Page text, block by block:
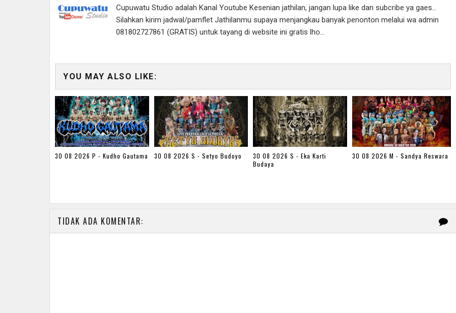
Cupuwatu Studio adalah Kanal Youtube Kesenian jathilan, jangan lupa like dan subcribe ya gaes...
Silahkan kirim jadwal/pamflet Jathilanmu supaya menjangkau banyak penonton melalui wa admin
081802727861 (GRATIS) untuk tayang di website ini gratis lho...
YOU MAY ALSO LIKE:
30 08 2026 P - Kudho Gautama 30 08 2026 S - Setyo Budoyo
30 08 2026 S - Eka Karti
Budaya
30 08 2026 M - Sandya Reswara
TIDAK ADA KOMENTAR: